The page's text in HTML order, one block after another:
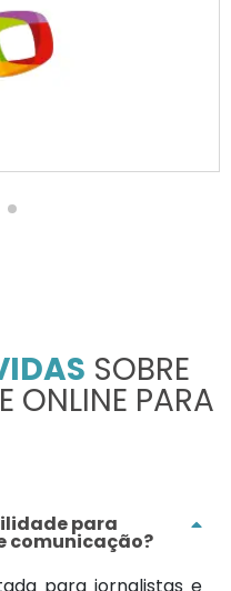
SOBRE
ONLINE PARA
para
comunicação?